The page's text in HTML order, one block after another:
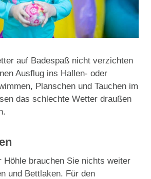
auf Badespaß nicht verzichten
Ausflug ins Hallen- oder
Planschen und Tauchen im
das schlechte Wetter draußen
Höhle brauchen Sie nichts weiter
und Bettlaken. Für den